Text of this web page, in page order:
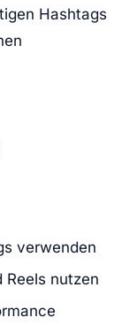
Hashtags
verwenden
Reels nutzen